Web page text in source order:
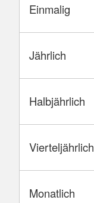
Einmalig
Jährlich
Halbjährlich
Vierteljährlich
Monatlich